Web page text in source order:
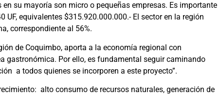
su mayoría son micro o pequeñas empresas. Es importante
equivalentes $315.920.000.000.- El sector en la región
correspondiente al 56%.
de Coquimbo, aporta a la economía regional con
gastronómica. Por ello, es fundamental seguir caminando
a todos quienes se incorporen a este proyecto”.
alto consumo de recursos naturales, generación de